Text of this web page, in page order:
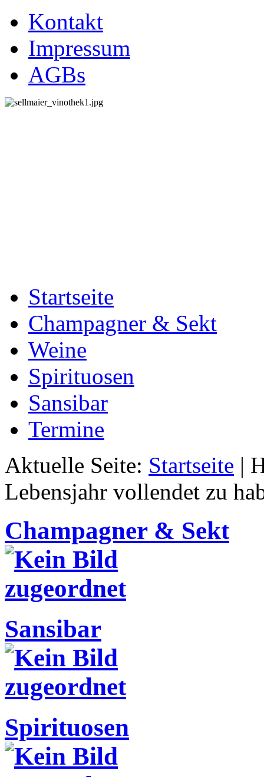
Kontakt
Impressum
AGBs
Startseite
Champagner & Sekt
Weine
Spirituosen
Sansibar
Termine
Aktuelle Seite: Startseite |
Lebensjahr vollendet zu
Champagner & Sekt
Sansibar
Spirituosen